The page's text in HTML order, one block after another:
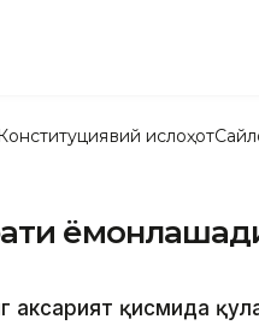
Конституциявий ислоҳот
аксарият қисмида